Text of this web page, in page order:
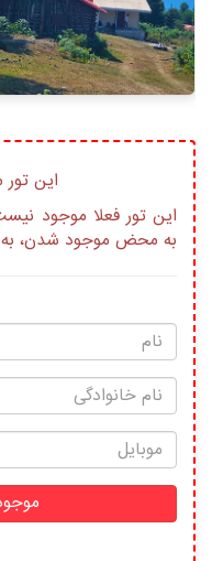
این
این تور فعلا موجود
به محض موجود شدن،